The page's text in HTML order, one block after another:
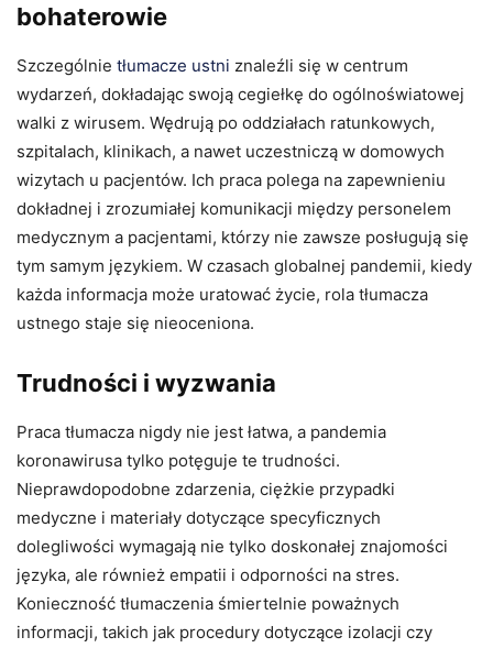
bohaterowie
Szczególnie tłumacze ustni znaleźli się w centrum
wydarzeń, dokładając swoją cegiełkę do ogólnoświatowej
walki z wirusem. Wędrują po oddziałach ratunkowych,
szpitalach, klinikach, a nawet uczestniczą w domowych
wizytach u pacjentów. Ich praca polega na zapewnieniu
dokładnej i zrozumiałej komunikacji między personelem
medycznym a pacjentami, którzy nie zawsze posługują się
tym samym językiem. W czasach globalnej pandemii, kiedy
każda informacja może uratować życie, rola tłumacza
ustnego staje się nieoceniona.
Trudności i wyzwania
Praca tłumacza nigdy nie jest łatwa, a pandemia
koronawirusa tylko potęguje te trudności.
Nieprawdopodobne zdarzenia, ciężkie przypadki
medyczne i materiały dotyczące specyficznych
dolegliwości wymagają nie tylko doskonałej znajomości
języka, ale również empatii i odporności na stres.
Konieczność tłumaczenia śmiertelnie poważnych
informacji, takich jak procedury dotyczące izolacji czy